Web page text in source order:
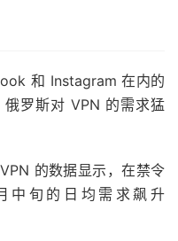
和 Instagram 在内的
罗斯对 VPN 的需求猛
的数据显示，在禁令
中旬的日均需求飙升